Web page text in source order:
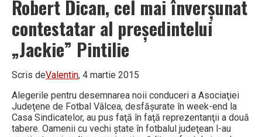
Robert Dican, cel mai înverşunat
contestatar al preşedintelui
„Jackie” Pintilie
Scris deValentin, 4 martie 2015
Alegerile pentru desemnarea noii conduceri a Asociaţiei
Judeţene de Fotbal Vâlcea, desfăşurate în week-end la
Casa Sindicatelor, au pus faţă în faţă reprezentanţii a două
tabere. Oamenii cu vechi ştate în fotbalul judeţean l-au